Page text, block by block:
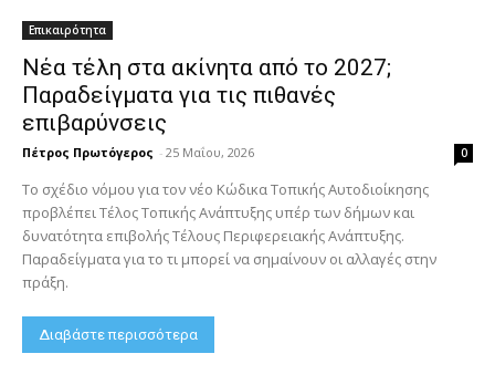
Επικαιρότητα
Νέα τέλη στα ακίνητα από το 2027;
Παραδείγματα για τις πιθανές
επιβαρύνσεις
Πέτρος Πρωτόγερος - 25 Μαΐου, 2026 0
Το σχέδιο νόμου για τον νέο Κώδικα Τοπικής Αυτοδιοίκησης
προβλέπει Τέλος Τοπικής Ανάπτυξης υπέρ των δήμων και
δυνατότητα επιβολής Τέλους Περιφερειακής Ανάπτυξης.
Παραδείγματα για το τι μπορεί να σημαίνουν οι αλλαγές στην
πράξη.
Διαβάστε περισσότερα